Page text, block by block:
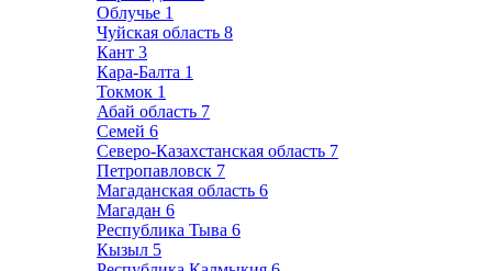
Облучье 1
Чуйская область 8
Кант 3
Кара-Балта 1
Токмок 1
Абай область 7
Семей 6
Северо-Казахстанская область 7
Петропавловск 7
Магаданская область 6
Магадан 6
Республика Тыва 6
Кызыл 5